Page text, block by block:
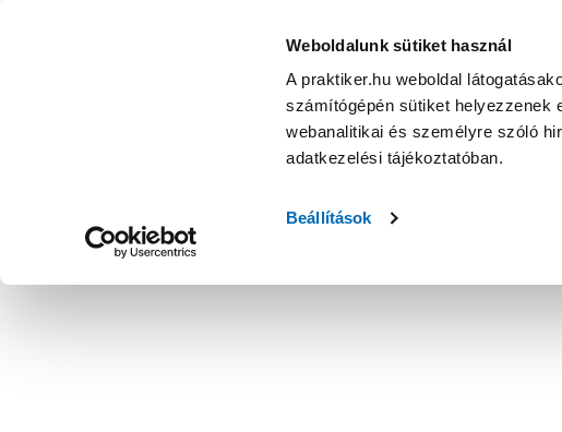
Weboldalunk sütiket használ
A praktiker.hu weboldal
számítógépén sütiket helyezzenek
webanalitikai és személyre szóló
adatkezelési tájékoztatóban.
Beállítások